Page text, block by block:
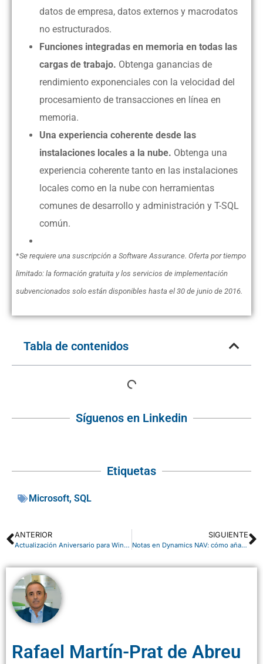
datos de empresa, datos externos y macrodatos
no estructurados.
Funciones integradas en memoria en todas las
cargas de trabajo. Obtenga ganancias de
rendimiento exponenciales con la velocidad del
procesamiento de transacciones en línea en
memoria.
Una experiencia coherente desde las
instalaciones locales a la nube. Obtenga una
experiencia coherente tanto en las instalaciones
locales como en la nube con herramientas
comunes de desarrollo y administración y T-SQL
común.
*Se requiere una suscripción a Software Assurance. Oferta por tiempo
limitado: la formación gratuita y los servicios de implementación
subvencionados solo están disponibles hasta el 30 de junio de 2016.
Tabla de contenidos
Síguenos en Linkedin
Etiquetas
Microsoft, SQL
ANTERIOR
Actualización Aniversario para Windows 10
SIGUIENTE
Notas en Dynamics NAV: cómo añadir comentarios y notificaciones
Rafael Martín-Prat de Abreu